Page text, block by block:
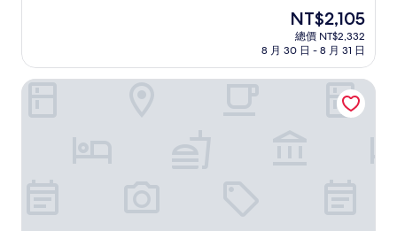
分，
有
現
在
價
為
NT$2,105
NT$2,105
總價 NT$2,332
8 月 30 日 - 8 月 31 日
那霸日航都市酒店